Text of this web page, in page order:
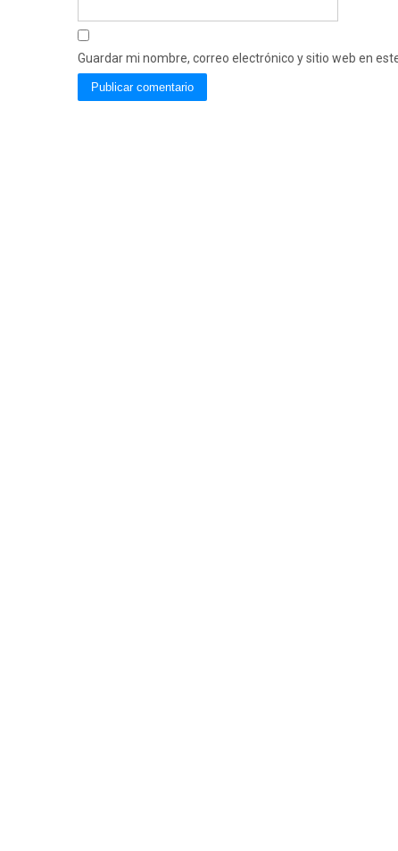
Guardar mi nombre, correo electrónico y sitio web en